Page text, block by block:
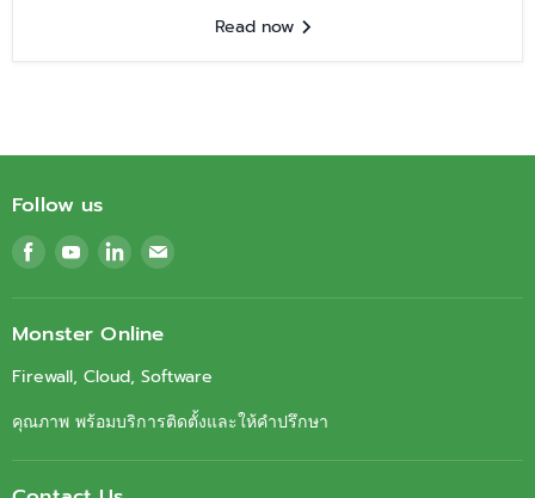
Read now
Follow us
Find
us
on
Facebook
Find
us
on
Youtube
Find
us
on
LinkedIn
Find
on
Monster Online
Firewall, Cloud, Software
คุณภาพ พร้อมบริการติดตั้งและให้คำปรึกษา